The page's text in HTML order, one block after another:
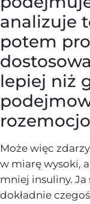
analizuje
potem
lepiej niż
Może więc
w miarę wysoki,
mniej insuliny.
dokładnie